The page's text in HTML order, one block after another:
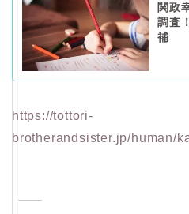
関政
調査
補
https://tottori-
brotherandsister.jp/human/